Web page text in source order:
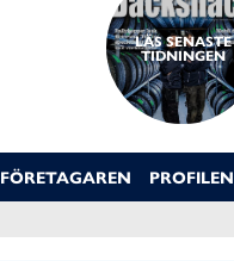
LÄS SENASTE
TIDNINGEN
FÖRETAGAREN PROFILEN